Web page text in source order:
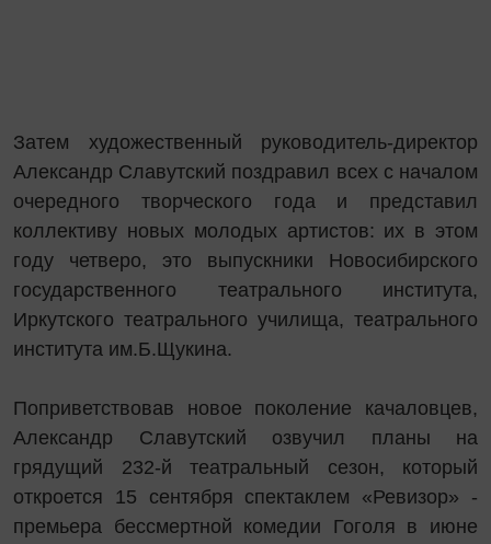
Затем художественный руководитель-директор
Александр Славутский поздравил всех с началом
очередного творческого года и представил
коллективу новых молодых артистов: их в этом
году четверо, это выпускники Новосибирского
государственного театрального института,
Иркутского театрального училища, театрального
института им.Б.Щукина.
Поприветствовав новое поколение качаловцев,
Александр Славутский озвучил планы на
грядущий 232-й театральный сезон, который
откроется 15 сентября спектаклем «Ревизор» -
премьера бессмертной комедии Гоголя в июне